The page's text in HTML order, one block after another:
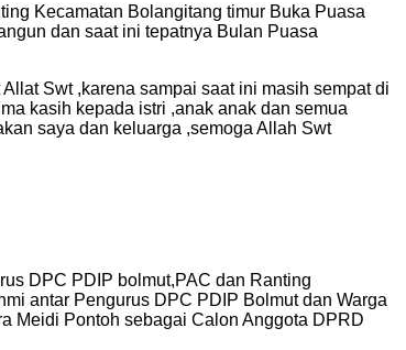
Kecamatan Bolangitang timur Buka Puasa
dan saat ini tepatnya Bulan Puasa
Swt ,karena sampai saat ini masih sempat di
kasih kepada istri ,anak anak dan semua
saya dan keluarga ,semoga Allah Swt
DPC PDIP bolmut,PAC dan Ranting
antar Pengurus DPC PDIP Bolmut dan Warga
Meidi Pontoh sebagai Calon Anggota DPRD